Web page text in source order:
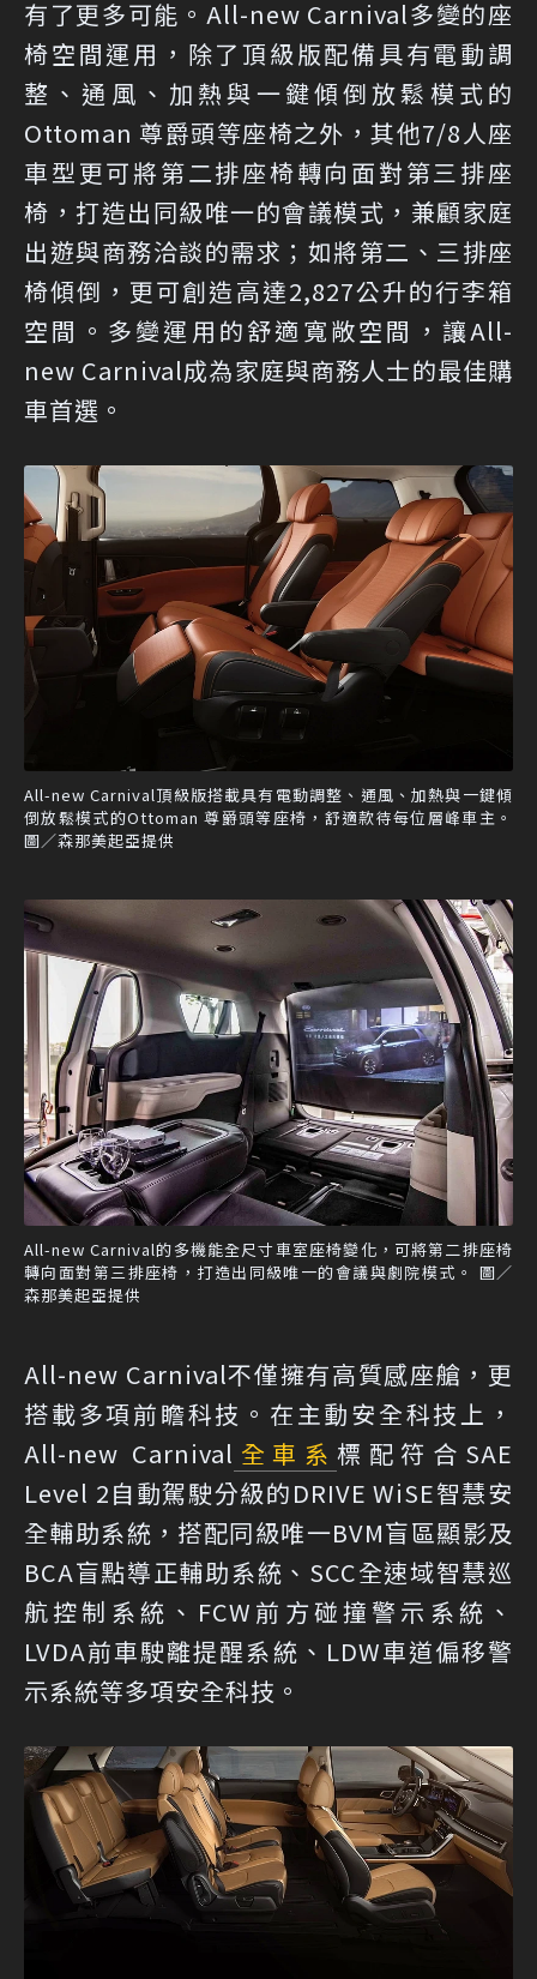
有了更多可能。All-new Carnival多變的座
椅空間運用，除了頂級版配備具有電動調
整、通風、加熱與一鍵傾倒放鬆模式的
Ottoman 尊爵頭等座椅之外，其他7/8人座
車型更可將第二排座椅轉向面對第三排座
椅，打造出同級唯一的會議模式，兼顧家庭
出遊與商務洽談的需求；如將第二、三排座
椅傾倒，更可創造高達2,827公升的行李箱
空間。多變運用的舒適寬敞空間，讓All-
new Carnival成為家庭與商務人士的最佳購
車首選。
All-new Carnival頂級版搭載具有電動調整、通風、加熱與一鍵傾
倒放鬆模式的Ottoman 尊爵頭等座椅，舒適款待每位層峰車主。
圖／森那美起亞提供
All-new Carnival的多機能全尺寸車室座椅變化，可將第二排座椅
轉向面對第三排座椅，打造出同級唯一的會議與劇院模式。 圖／
森那美起亞提供
All-new Carnival不僅擁有高質感座艙，更
搭載多項前瞻科技。在主動安全科技上，
All-new Carnival 全車系 標配符合SAE
Level 2自動駕駛分級的DRIVE WiSE智慧安
全輔助系統，搭配同級唯一BVM盲區顯影及
BCA盲點導正輔助系統、SCC全速域智慧巡
航控制系統、FCW前方碰撞警示系統、
LVDA前車駛離提醒系統、LDW車道偏移警
示系統等多項安全科技。